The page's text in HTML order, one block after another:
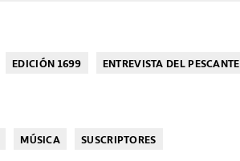
EDICIÓN 1699 ENTREVISTA DEL PESCANTE
MÚSICA SUSCRIPTORES